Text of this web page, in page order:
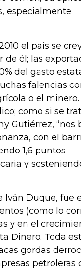
especialmente
el país se
él; las
del gasto
falencias
o el minero.
como si se
Gutiérrez, “nos
con el
1,6 puntos
y
Iván Duque, fue
(como lo
y en el
Dinero. Toda
gordas
petroleras